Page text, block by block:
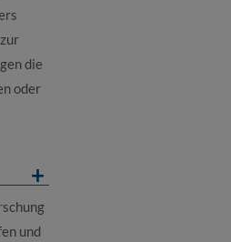
die
oder
und